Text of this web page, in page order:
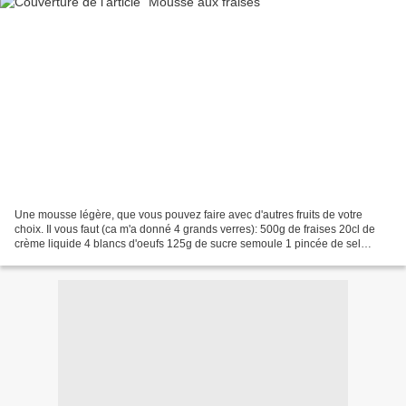
Une mousse légère, que vous pouvez faire avec d'autres fruits de votre
choix. Il vous faut (ca m'a donné 4 grands verres): 500g de fraises 20cl de
crème liquide 4 blancs d'oeufs 125g de sucre semoule 1 pincée de sel